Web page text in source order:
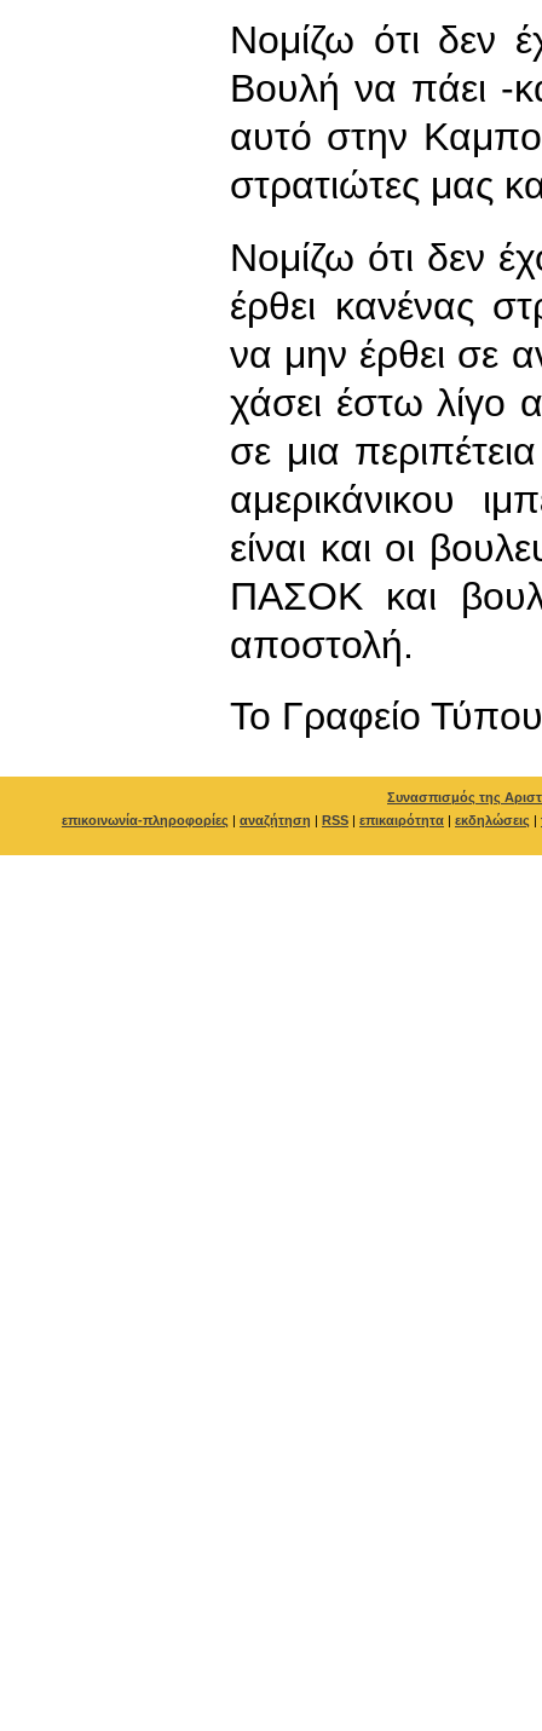
Νομίζω ότι δεν
Βουλή να πάει -
αυτό στην
στρατιώτες μας
Νομίζω ότι δεν
έρθει κανένας
να μην έρθει σε
χάσει έστω λίγο
σε μια
αμερικάνικου
είναι και οι
ΠΑΣΟΚ και
αποστολή.
To Γραφείο Τύπου
Συνασπισμός της
επικοινωνία-πληροφορίες | αναζήτηση | RSS | επικαιρότητα | εκδηλώσεις |